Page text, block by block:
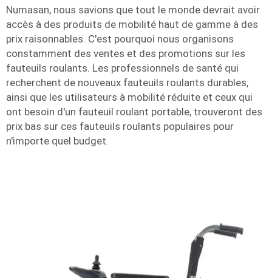
Numasan, nous savions que tout le monde devrait avoir
accès à des produits de mobilité haut de gamme à des
prix raisonnables. C'est pourquoi nous organisons
constamment des ventes et des promotions sur les
fauteuils roulants. Les professionnels de santé qui
recherchent de nouveaux fauteuils roulants durables,
ainsi que les utilisateurs à mobilité réduite et ceux qui
ont besoin d'un fauteuil roulant portable, trouveront des
prix bas sur ces fauteuils roulants populaires pour
n'importe quel budget.